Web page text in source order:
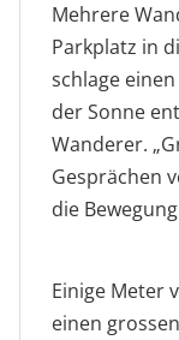
Mehrere
Parkplatz in
schlage
der Sonne
Wanderer.
Gesprächen
die
Einige Meter
einen